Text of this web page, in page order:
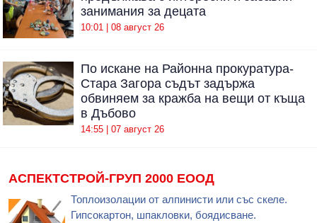
занимания за децата
10:01 | 08 август 26
По искане на Районна прокуратура-
Стара Загора съдът задържа
обвиняем за кражба на вещи от къща
в Дъбово
14:55 | 07 август 26
АСПЕКТСТРОЙ-ГРУП 2000 ЕООД
Топлоизолации от алпинисти или със скеле.
Гипсокартон, шпакловки, боядисване.